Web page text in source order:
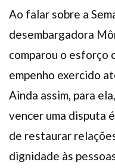
Ao falar sobre a
desembargadora
comparou o
empenho exercido
Ainda assim, para
vencer uma disputa
de restaurar
dignidade às